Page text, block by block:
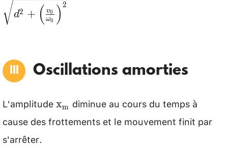
\\ \sin \varphi=-
\cdot T_0}{2
x_m=\sqrt{d^2+\left(\frac{v_0}
{\omega_0}\right)^2}
d2 + ( ω0
v0 )2
Oscillations amorties
L'amplitude\mathrm{x}_{\mathrm{m}}
xm diminue au cours du temps à
cause des frottements et le mouvement finit par
s'arrêter.